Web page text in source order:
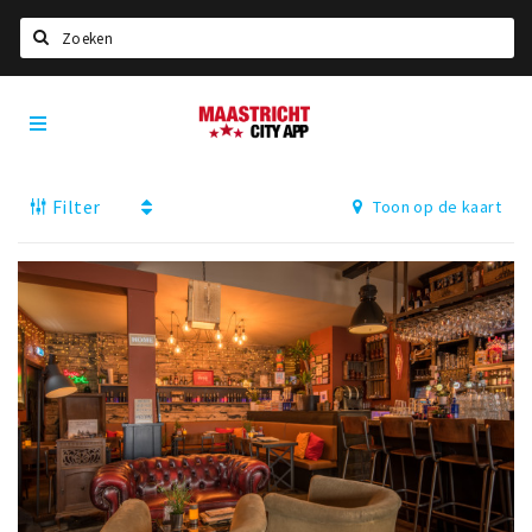
Home
Deals
Nieuws, interviews & blogs
Eten
Drinken
Slapen
Recreatief
Winkels
Maastricht
City
Filter Toon op de kaart